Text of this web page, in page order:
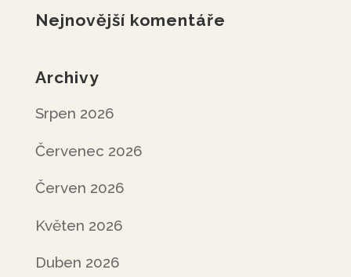
Nejnovější komentáře
Archivy
Srpen 2026
Červenec 2026
Červen 2026
Květen 2026
Duben 2026